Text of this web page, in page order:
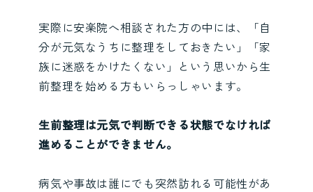
実際に安楽院へ相談された方の中には、「自
分が元気なうちに整理をしておきたい」「家
族に迷惑をかけたくない」という思いから生
前整理を始める方もいらっしゃいます。
生前整理は元気で判断できる状態でなければ
進めることができません。
病気や事故は誰にでも突然訪れる可能性があ